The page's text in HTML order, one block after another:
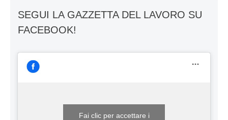
SEGUI LA GAZZETTA DEL LAVORO SU
FACEBOOK!
Fai clic per accettare i